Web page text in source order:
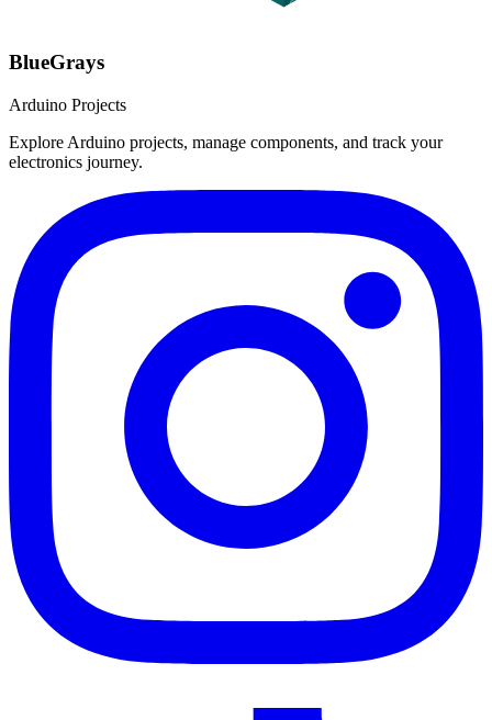
BlueGrays
Arduino Projects
Explore Arduino projects, manage components, and track your
electronics journey.